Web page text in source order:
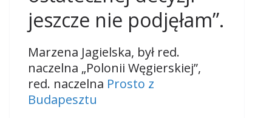
jeszcze nie podjęłam”.
Marzena Jagielska, był red.
naczelna „Polonii Węgierskiej”,
red. naczelna Prosto z
Budapesztu